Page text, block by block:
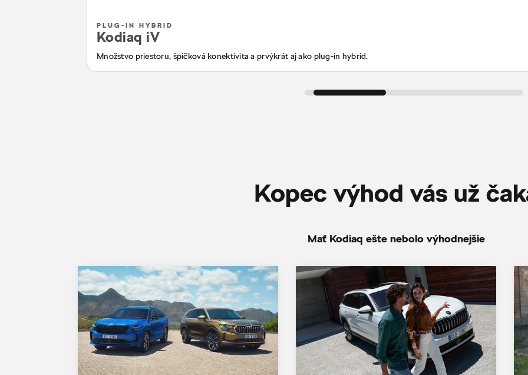
PLUG-IN HYBRID
Kodiaq iV
Množstvo priestoru, špičková konektivita a prvýkrát aj ako plug-in hybrid.
Kopec výhod vás už
Mať Kodiaq ešte nebolo výhodnejšie